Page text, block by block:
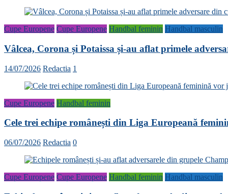
Cupe Europene Cupe Europene Handbal feminin Handbal masculin
Vâlcea, Corona și Potaissa și-au aflat primele
14/07/2026 Redactia 1
Cupe Europene Handbal feminin
Cele trei echipe românești din Liga Europeană
06/07/2026 Redactia 0
Cupe Europene Cupe Europene Handbal feminin Handbal masculin